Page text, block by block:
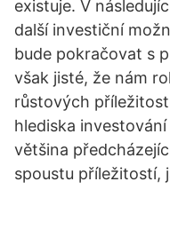
existuje. V
další investiční
bude pokračovat s
však jisté, že nám
růstových
hlediska
většina
spoustu příležitostí,